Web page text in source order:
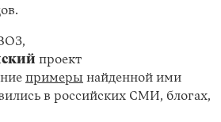
проект
примеры найденной ими
в российских СМИ, блогах,